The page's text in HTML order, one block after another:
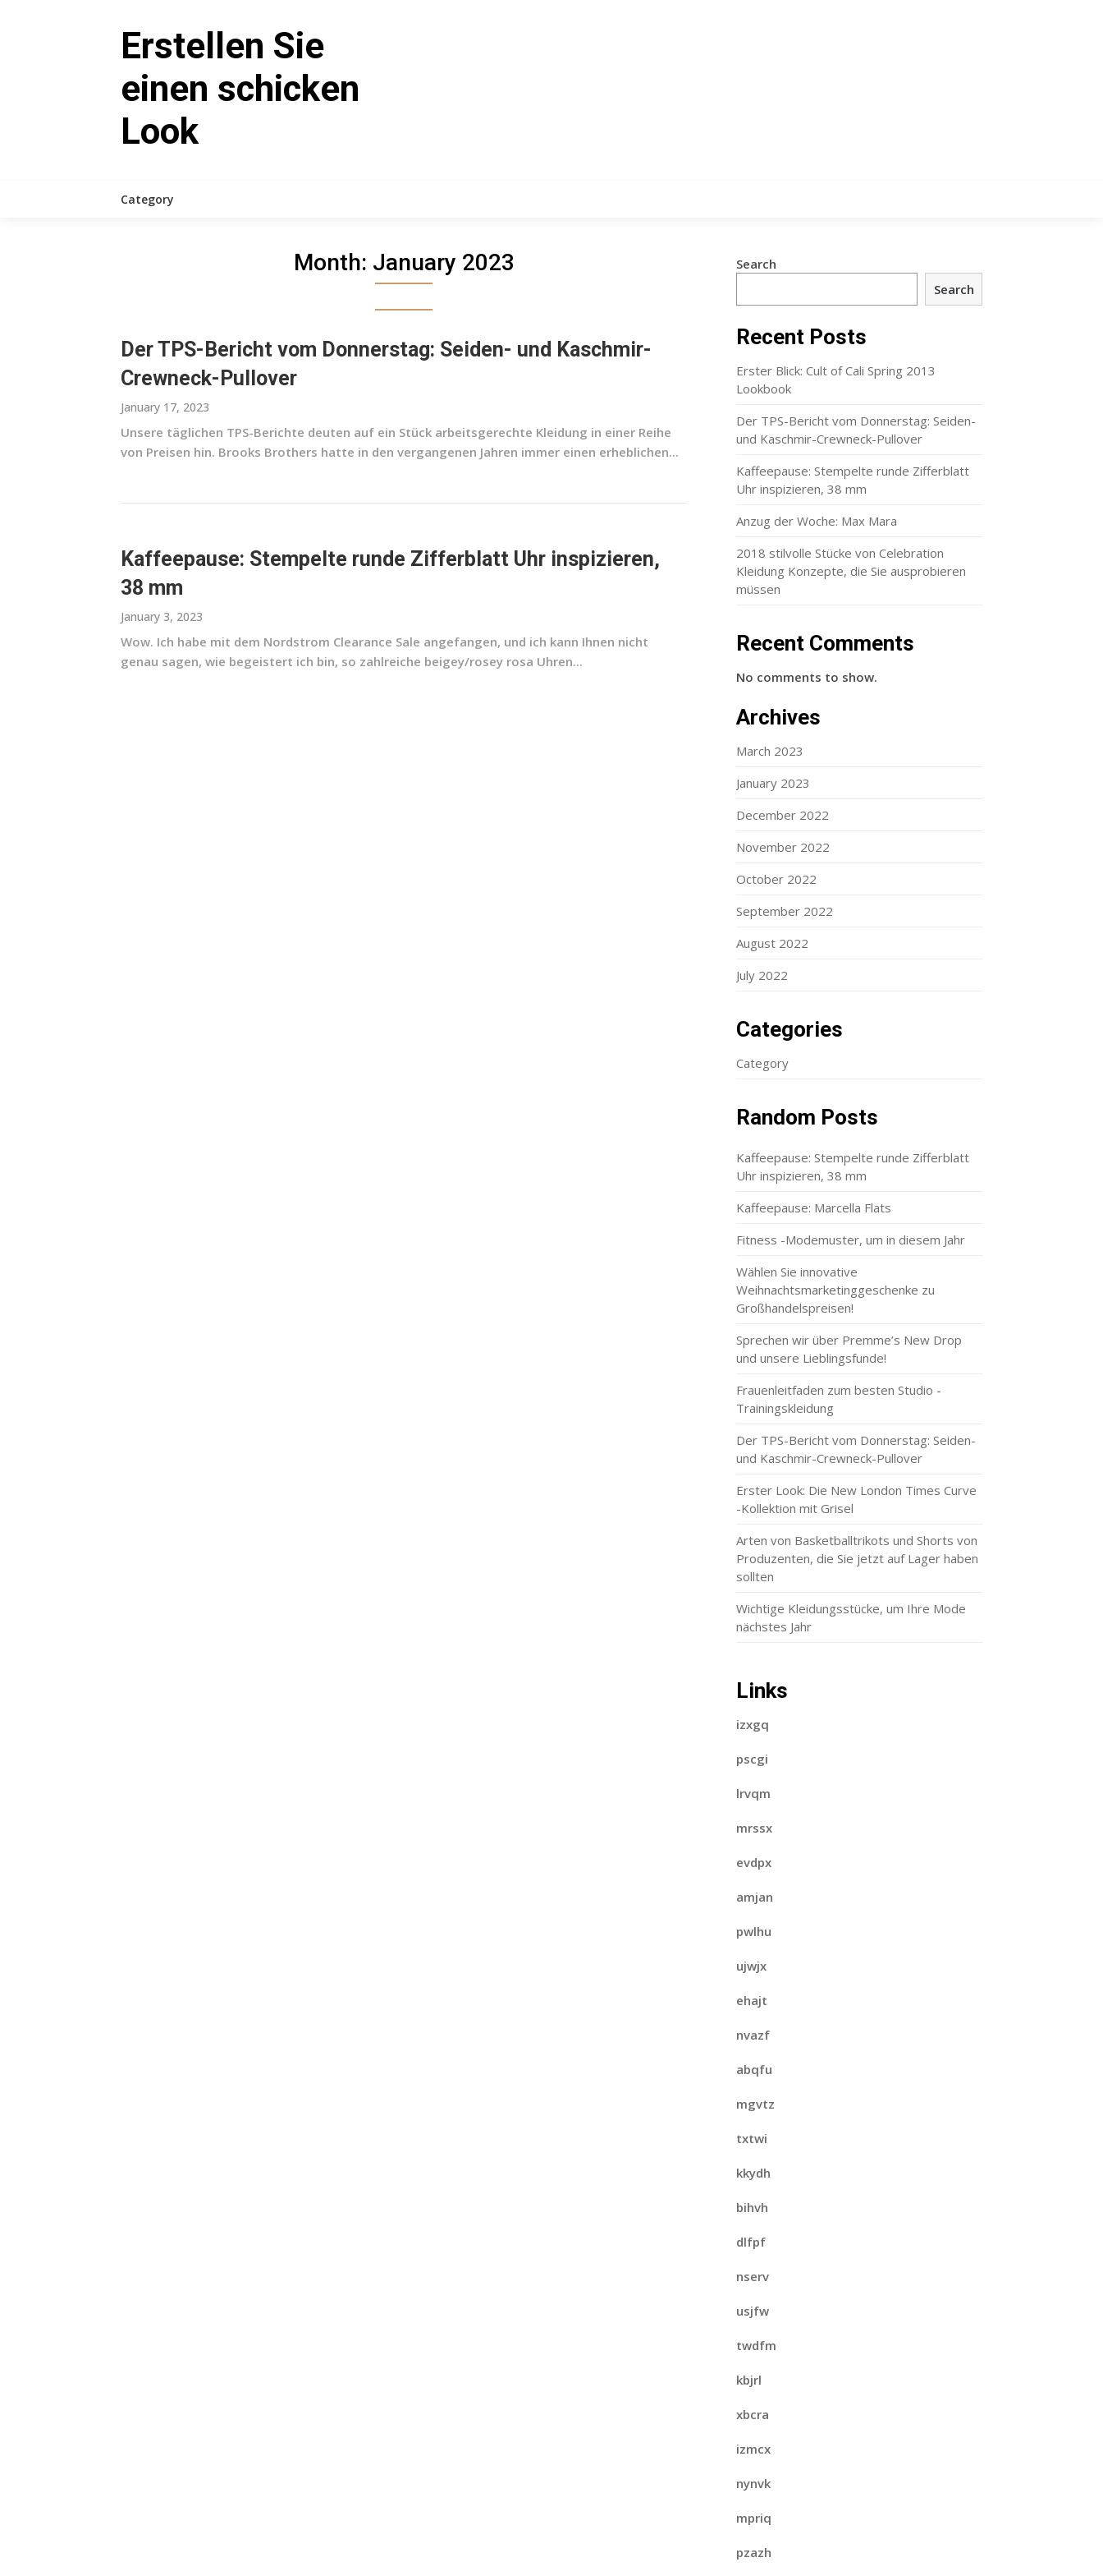
Erstellen Sie
einen schicken
Look
Category
Month: January 2023
Der TPS-Bericht vom Donnerstag: Seiden- und Kaschmir-
Crewneck-Pullover
January 17, 2023
Unsere täglichen TPS-Berichte deuten auf ein Stück arbeitsgerechte Kleidung in einer Reihe
von Preisen hin. Brooks Brothers hatte in den vergangenen Jahren immer einen erheblichen...
Kaffeepause: Stempelte runde Zifferblatt Uhr inspizieren,
38 mm
January 3, 2023
Wow. Ich habe mit dem Nordstrom Clearance Sale angefangen, und ich kann Ihnen nicht
genau sagen, wie begeistert ich bin, so zahlreiche beigey/rosey rosa Uhren...
Search
Search
Recent Posts
Erster Blick: Cult of Cali Spring 2013
Lookbook
Der TPS-Bericht vom Donnerstag: Seiden-
und Kaschmir-Crewneck-Pullover
Kaffeepause: Stempelte runde Zifferblatt
Uhr inspizieren, 38 mm
Anzug der Woche: Max Mara
2018 stilvolle Stücke von Celebration
Kleidung Konzepte, die Sie ausprobieren
müssen
Recent Comments
No comments to show.
Archives
March 2023
January 2023
December 2022
November 2022
October 2022
September 2022
August 2022
July 2022
Categories
Category
Random Posts
Kaffeepause: Stempelte runde Zifferblatt
Uhr inspizieren, 38 mm
Kaffeepause: Marcella Flats
Fitness -Modemuster, um in diesem Jahr
Wählen Sie innovative
Weihnachtsmarketinggeschenke zu
Großhandelspreisen!
Sprechen wir über Premme’s New Drop
und unsere Lieblingsfunde!
Frauenleitfaden zum besten Studio -
Trainingskleidung
Der TPS-Bericht vom Donnerstag: Seiden-
und Kaschmir-Crewneck-Pullover
Erster Look: Die New London Times Curve
-Kollektion mit Grisel
Arten von Basketballtrikots und Shorts von
Produzenten, die Sie jetzt auf Lager haben
sollten
Wichtige Kleidungsstücke, um Ihre Mode
nächstes Jahr
Links
izxgq
pscgi
lrvqm
mrssx
evdpx
amjan
pwlhu
ujwjx
ehajt
nvazf
abqfu
mgvtz
txtwi
kkydh
bihvh
dlfpf
nserv
usjfw
twdfm
kbjrl
xbcra
izmcx
nynvk
mpriq
pzazh